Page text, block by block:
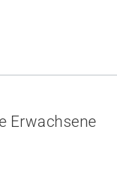
Erwachsene